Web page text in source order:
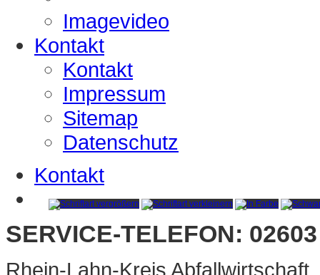
Imagevideo
Kontakt
Kontakt
Impressum
Sitemap
Datenschutz
Kontakt
SERVICE-TELEFON:
Rhein-Lahn-Kreis Abfallwirtschaft